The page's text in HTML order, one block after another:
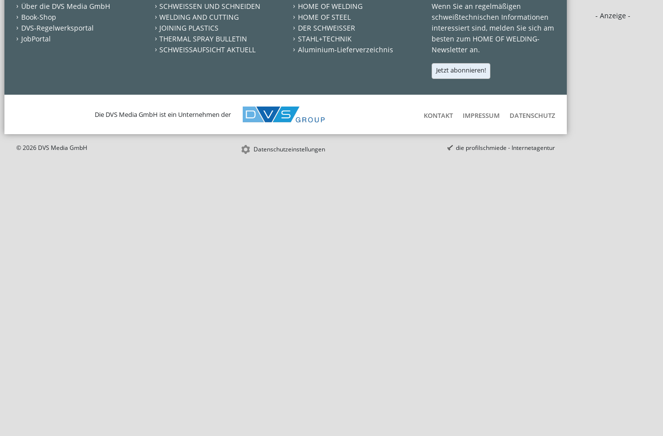
- Anzeige -
Über die DVS Media GmbH
Book-Shop
DVS-Regelwerksportal
JobPortal
SCHWEISSEN UND SCHNEIDEN
WELDING AND CUTTING
JOINING PLASTICS
THERMAL SPRAY BULLETIN
SCHWEISSAUFSICHT AKTUELL
HOME OF WELDING
HOME OF STEEL
DER SCHWEISSER
STAHL+TECHNIK
Aluminium-Lieferverzeichnis
Wenn Sie an regelmäßigen
schweißtechnischen Informationen
interessiert sind, melden Sie sich am
besten zum HOME OF WELDING-
Newsletter an.
Jetzt abonnieren!
Die DVS Media GmbH ist ein Unternehmen der KONTAKT IMPRESSUM DATENSCHUTZ
© 2026 DVS Media GmbH Datenschutzeinstellungen die profilschmiede - Internetagentur